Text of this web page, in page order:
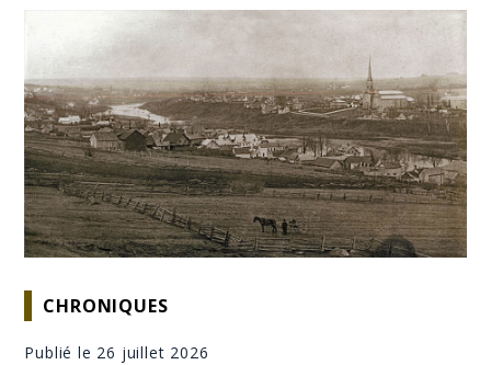
CHRONIQUES
Publié le 26 juillet 2026